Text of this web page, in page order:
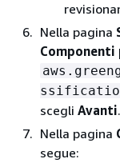
Nella pagina
Componenti
scegli Avanti.
Nella pagina
segue: